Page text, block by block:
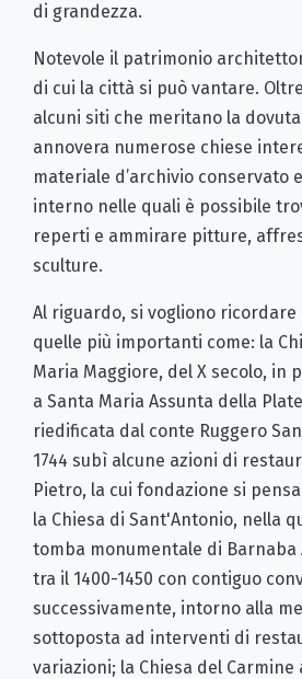
di grandezza.
Notevole il patrimonio
di cui la città si può vantare.
alcuni siti che meritano la
annovera numerose chiese
materiale d’archivio conservato
interno nelle quali è possibile
reperti e ammirare pitture,
sculture.
Al riguardo, si vogliono
quelle più importanti come: la
Maria Maggiore, del X secolo, in
a Santa Maria Assunta della
riedificata dal conte Ruggero
1744 subì alcune azioni di
Pietro, la cui fondazione si
la Chiesa di Sant'Antonio, nella
tomba monumentale di
tra il 1400-1450 con contiguo
successivamente, intorno alla
sottoposta ad interventi di
variazioni; la Chiesa del